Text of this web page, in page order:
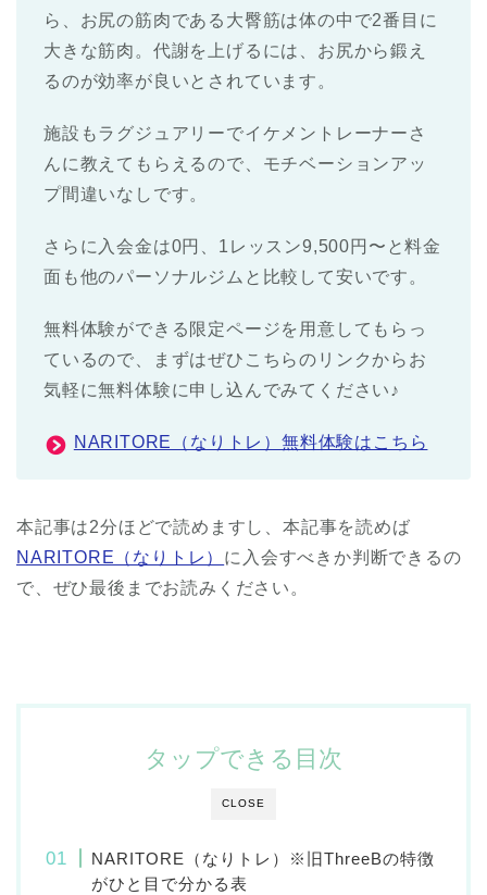
ら、お尻の筋肉である大臀筋は体の中で2番目に
大きな筋肉。代謝を上げるには、お尻から鍛え
るのが効率が良いとされています。
施設もラグジュアリーでイケメントレーナーさ
んに教えてもらえるので、モチベーションアッ
プ間違いなしです。
さらに入会金は0円、1レッスン9,500円〜と料金
面も他のパーソナルジムと比較して安いです。
無料体験ができる限定ページを用意してもらっ
ているので、まずはぜひこちらのリンクからお
気軽に無料体験に申し込んでみてください♪
NARITORE（なりトレ）無料体験はこちら
本記事は2分ほどで読めますし、本記事を読めば
NARITORE（なりトレ） に入会すべきか判断できるの
で、ぜひ最後までお読みください。
CLOSE
タップできる目次
NARITORE（なりトレ）※旧ThreeBの特徴
がひと目で分かる表